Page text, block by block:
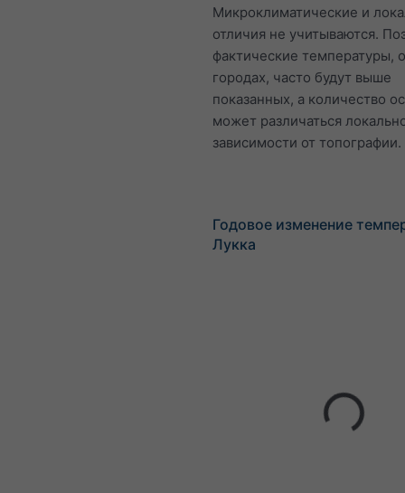
Микроклиматические и
отличия не учитываются.
фактические температуры,
городах, часто будут выше
показанных, а количество
может различаться
зависимости от топографии.
Годовое изменение
Лукка